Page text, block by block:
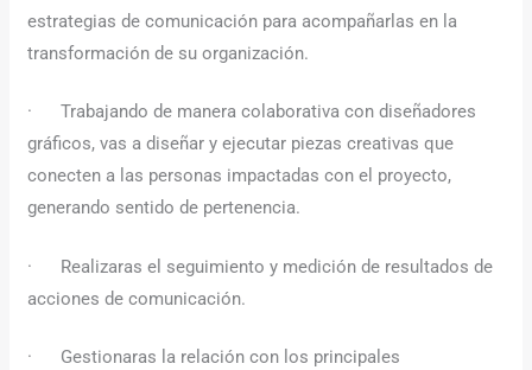
estrategias de comunicación para acompañarlas en la
transformación de su organización.
· Trabajando de manera colaborativa con diseñadores
gráficos, vas a diseñar y ejecutar piezas creativas que
conecten a las personas impactadas con el proyecto,
generando sentido de pertenencia.
· Realizaras el seguimiento y medición de resultados de
acciones de comunicación.
· Gestionaras la relación con los principales